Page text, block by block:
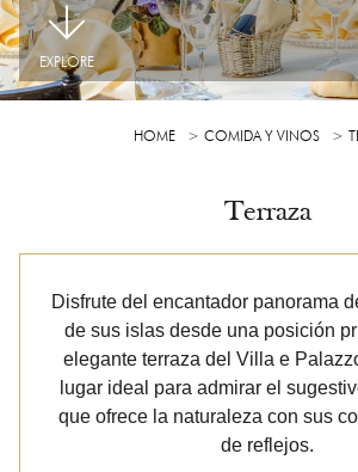
|
EXPLORE
HOME COMIDA Y VINOS
Terraza
Disfrute del encantador panorama
de sus islas desde una posición
elegante terraza del Villa e
lugar ideal para admirar el
que ofrece la naturaleza con sus
de reflejos.